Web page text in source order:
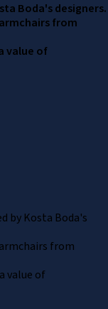
Boda's designers.
from
value of
by Kosta Boda's
from
value of